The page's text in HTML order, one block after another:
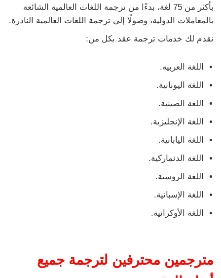
بأكثر من 75 لغة، بدءًا من ترجمة اللغات العالمية الشائعة
بالمعاملات الدولية، وصولًا إلى ترجمة اللغات العالمية النادرة.
نقدم لك خدمات ترجمة عقد بكل من:
اللغة العربية.
اللغة اليونانية.
اللغة الصينية.
اللغة الإنجليزية.
اللغة اليابانية.
اللغة الدنماركية.
اللغة الروسية.
اللغة الإسبانية.
اللغة الأوكرانية.
مترجمين محترفين لترجمة جميع